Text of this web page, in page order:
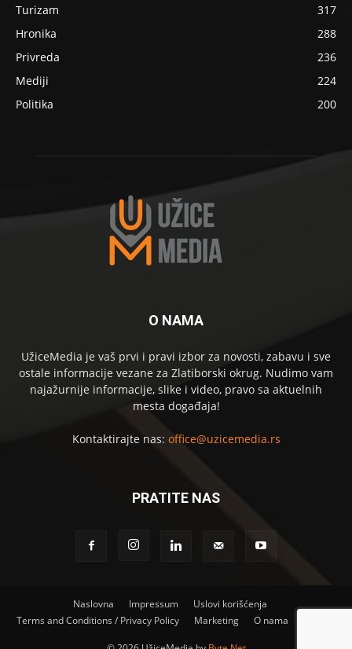
Turizam
317
Hronika
288
Privreda
236
Mediji
224
Politika
200
O NAMA
UžiceMedia je vaš prvi i pravi izbor za novosti, zabavu i sve
ostale informacije vezane za Zlatiborski okrug. Nudimo vam
najažurnije informacije, slike i video, pravo sa aktuelnih
mesta događaja!
Kontaktirajte nas: office@uzicemedia.rs
PRATITE NAS
Naslovna Impressum
Uslovi korišćenja
Terms and Conditions / Privacy Policy
Marketing O nama